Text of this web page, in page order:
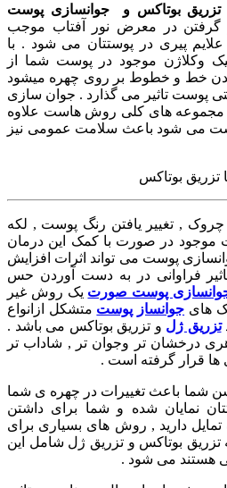
بوتاکس و جوانسازی پوست
گرفتن در معرض نور آفتاب موجب
پیری در پوستتان می شود . با
وکلاژن موجود در پوست شما از
خط و خطوط بر روی چهره میشود
پوست تاثیر می گذارد . جوان سازی
های کلی روش هاست علاوه
می شود باعث سلامت عمومی نیز
, تغییر یافتن رنگ پوست , لکه
موجود در صورت با کمک این درمان
پوست می تواند اثرات افزایش
فراوانی در به دست آوردن حس
پوست صورت یک روش غیر
های جوانساز پوست متشکل ازانواع
تزریق ژل و تزریق بوتاکس می باشد .
درخشان تر وجوان تر , شاداب تر
ها قرار گرفته است .
شما باعث تغییرات در چهره ی شما
نمایان شده و شما برای داشتن
دارید , روش های بسیاری برای
تزریق بوتاکس و تزریق ژل شامل این
هستند می شود .